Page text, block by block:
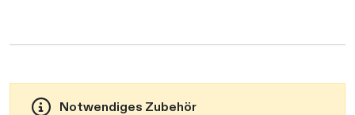
Notwendiges Zubehör